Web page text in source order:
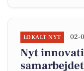
LOKALT NYT 02-
Nyt